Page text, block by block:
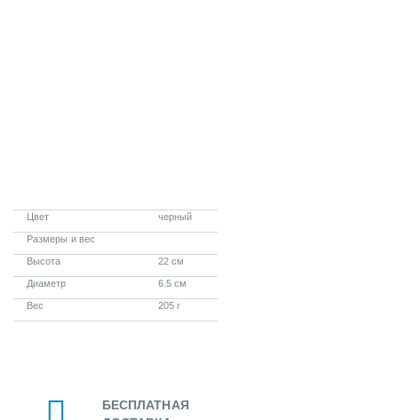
Цвет черный
Размеры и вес
Высота 22 см
Диаметр 6.5 см
Вес 205 г
БЕСПЛАТНАЯ